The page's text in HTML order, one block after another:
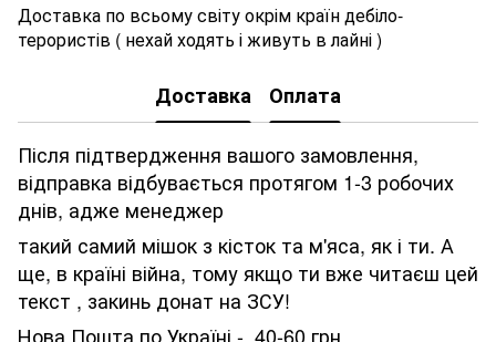
Доставка по всьому світу окрім країн дебіло-
терористів ( нехай ходять і живуть в лайні )
Доставка Оплата
Після підтвердження вашого замовлення,
відправка відбувається протягом 1-3 робочих
днів, адже менеджер
такий самий мішок з кісток та м'яса, як і ти. А
ще, в країні війна, тому якщо ти вже читаєш цей
текст , закинь донат на ЗСУ!
Нова Пошта по Україні - 40-60 грн